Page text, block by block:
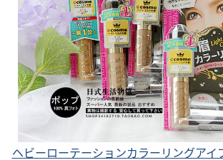
ヘビーローテーションカラーリングアイ